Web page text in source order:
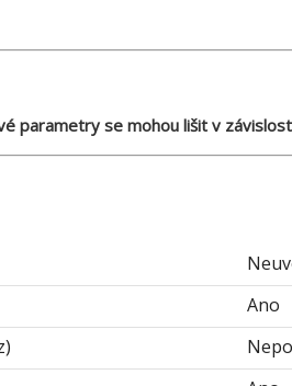
parametry se mohou lišit v
Ano